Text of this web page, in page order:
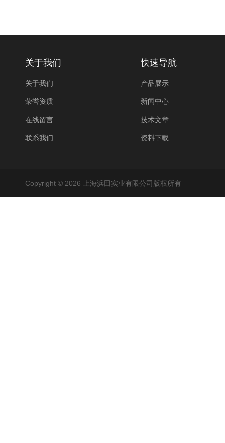
关于我们
关于我们
荣誉资质
在线留言
联系我们
快速导航
产品展示
新闻中心
技术文章
资料下载
Copyright © 2026 上海浜田实业有限公司版权所有